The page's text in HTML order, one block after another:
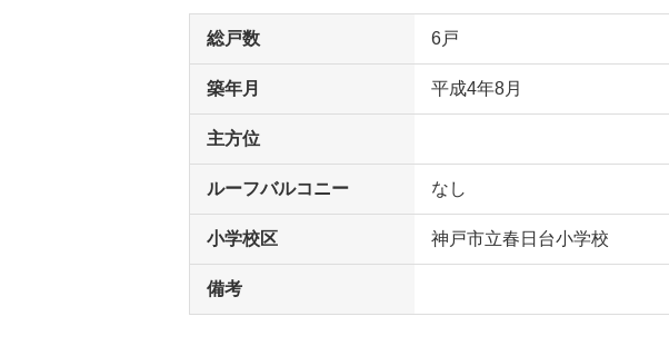
総戸数 6戸
築年月 平成4年8月
主方位
ルーフバルコニー なし
小学校区 神戸市立春日台小学校
備考